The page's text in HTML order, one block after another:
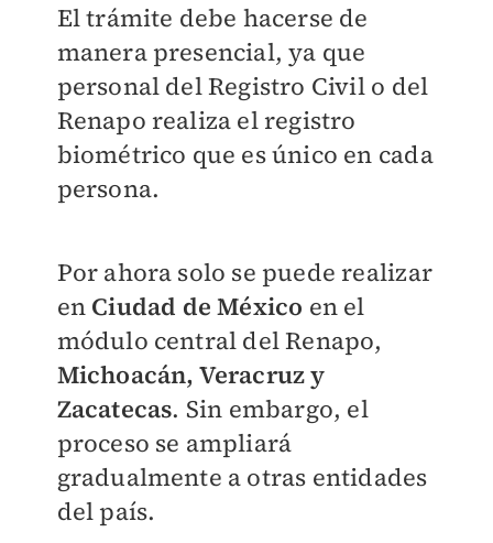
El trámite debe hacerse de
manera presencial, ya que
personal del Registro Civil o del
Renapo realiza el registro
biométrico que es único en cada
persona.
Por ahora solo se puede realizar
en Ciudad de México en el
módulo central del Renapo,
Michoacán, Veracruz y
Zacatecas. Sin embargo, el
proceso se ampliará
gradualmente a otras entidades
del país.